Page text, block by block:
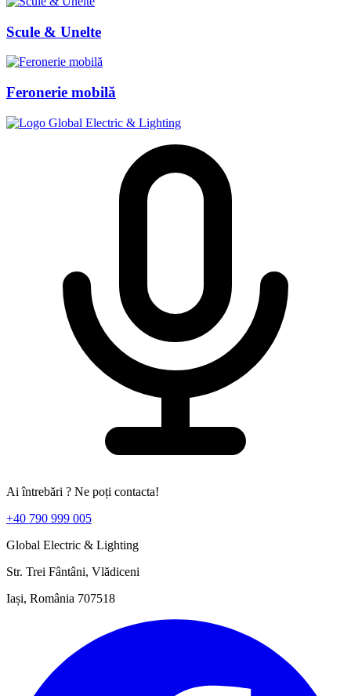
Scule & Unelte
Feronerie mobilă
Ai întrebări ? Ne poți contacta!
+40 790 999 005
Global Electric & Lighting
Str. Trei Fântâni, Vlădiceni
Iași, România 707518